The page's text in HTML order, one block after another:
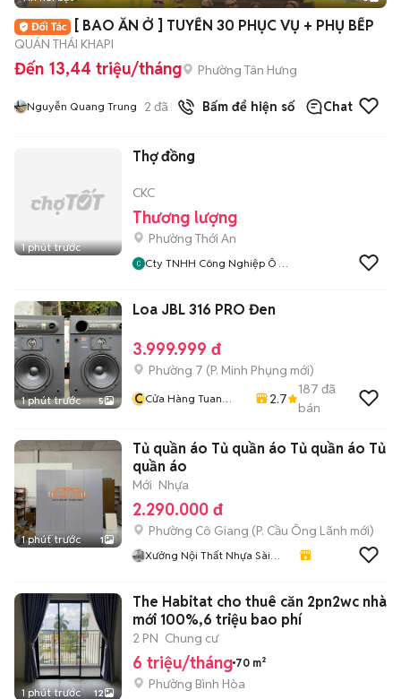
+2
[ BAO ĂN Ở ] TUYỂN 30 PHỤC VỤ + PHỤ BẾP
QUÁN THÁI KHAPI
Đến 13,44 triệu/tháng Phường Tân Hưng
Nguyễn Quang Trung 2 đã bán Bấm để hiện số Chat
1 phút trước
Thợ đồng
CKC
Thương lượng
Phường Thới An
Cty TNHH Công Nghiệp Ô Tô
1 phút trước 5
Loa JBL 316 PRO Đen
3.999.999 đ
Phường 7 (P. Minh Phụng mới)
CCửa Hàng Tuan
2.7
187 đã
bán
1 phút trước 1
Tủ quần áo Tủ quần áo Tủ quần áo Tủ
quần áo
Mới Nhựa
2.290.000 đ
Phường Cô Giang (P. Cầu Ông Lãnh mới)
Xưởng Nội Thất Nhựa Sài
1 phút trước 12
The Habitat cho thuê căn 2pn2wc nhà
mới 100%,6 triệu bao phí
2 PN Chung cư
6 triệu/tháng 70 m²
Phường Bình Hòa